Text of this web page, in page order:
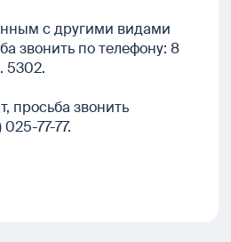
с другими видами
звонить по телефону: 8
5302.
просьба звонить
77-77.